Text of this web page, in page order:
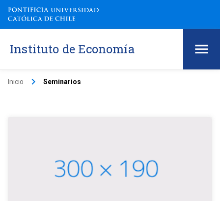
Instituto de Economía
Inicio keyboard_arrow_right Seminarios